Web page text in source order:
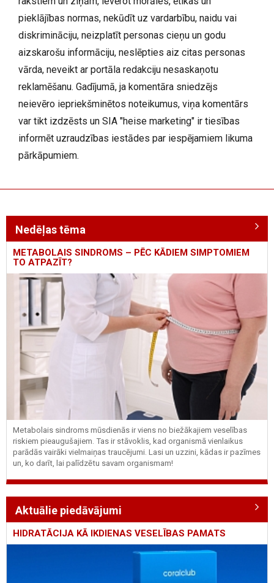
pieklājības normas, nekūdīt uz vardarbību, naidu vai
diskrimināciju, neizplatīt personas cieņu un godu
aizskarošu informāciju, neslēpties aiz citas personas
vārda, neveikt ar portāla redakciju nesaskaņotu
reklamēšanu. Gadījumā, ja komentāra sniedzējs
neievēro iepriekšminētos noteikumus, viņa komentārs
var tikt izdzēsts un SIA "heise marketing" ir tiesības
informēt uzraudzības iestādes par iespējamiem likuma
pārkāpumiem.
Nedēļas tēma
METABOLAIS SINDROMS – PĒC KĀDIEM SIMPTOMIEM
TO ATPAZĪT?
Metabolais sindroms mūsdienās ir viens no biežākajiem veselības
riskiem pieaugušajiem. Tas ir stāvoklis, kad organismā vienlaikus
parādās vairāki vielmaiņas traucējumi. Lasi un uzzini, kādas ir pazīmes
un, ko darīt, lai palīdzētu savam organismam!
Aktuālie piedāvājumi
HIDRATĀCIJA KĀ IKDIENAS VESELĪBAS PAMATS